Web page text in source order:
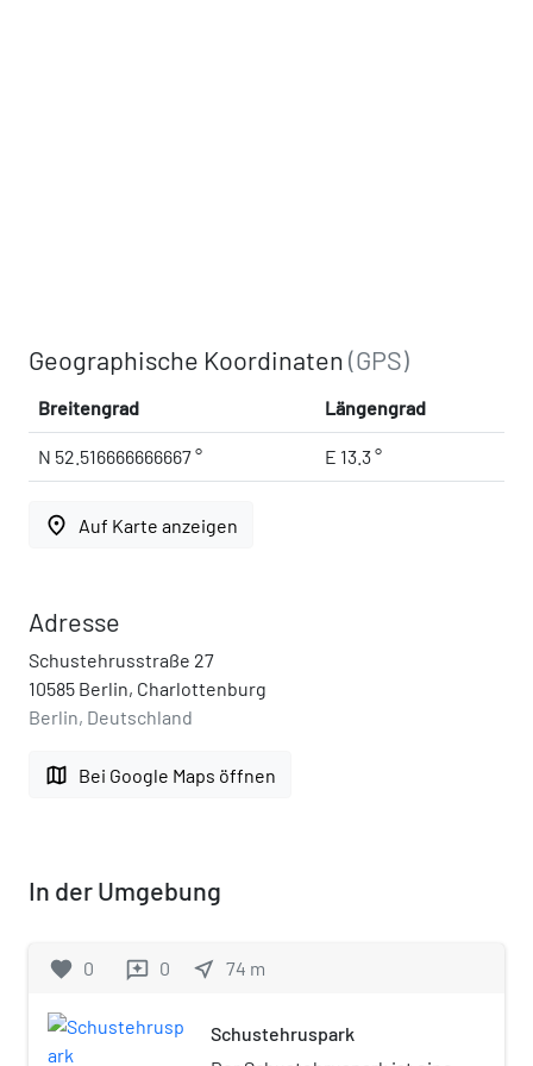
Geographische Koordinaten(GPS)
Breitengrad Längengrad
N 52.516666666667 ° E 13.3 °
place Auf Karte anzeigen
Adresse
Schustehrusstraße 27
10585 Berlin, Charlottenburg
Berlin, Deutschland
map Bei Google Maps öffnen
In der Umgebung
favorite 0 reviews 0 near_me 74 m
Schustehruspark